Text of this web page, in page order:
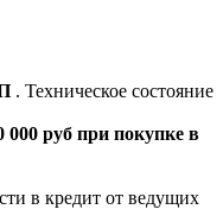
. Техническое состояние
000 руб при покупке в
в кредит от ведущих